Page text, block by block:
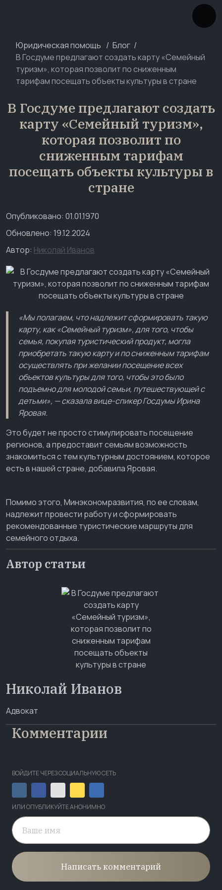
Юридическая помощь
Блог
В Госдуме предлагают создать карту «Семейный
туризм», которая позволит по сниженным
тарифам посещать объекты культуры в стране
В Госдуме предлагают создать
карту «Семейный туризм»,
которая позволит по
сниженным тарифам
посещать объекты культуры в
стране
Опубликовано: 01.01.1970
Обновлено: 19.12.2024
Автор: Николай Иванов
«Мы полагаем, что надлежит сформировать такую
карту, как «Семейный туризм», для того, чтобы
семья, покупая туристический продукт, могла
приобретать такую карту и по сниженным тарифам
осуществлять при желании посещение всех
объектов культуры для того, чтобы это было
подъемно для молодой семьи, путешествующей с
детьми», — сказала вице-спикер Госдумы Ирина
Яровая.
Это будет не просто стимулировать посещение
регионов, а предоставит семьям возможность
знакомиться с тем культурным достоянием, которое
есть в нашей стране, добавила Яровая.
Помимо этого, Минэкономразвития, по ее словам,
надлежит провести работу и сформировать
рекомендованные туристические маршруты для
семейного отдыха.
Автор статьи
Николай Иванов
Адвокат
Комментарии
ВОЙДИТЕ ЧЕРЕЗ СОЦИАЛЬНУЮ СЕТЬ
ИЛИ ОПУБЛИКУЙТЕ АНОНИМНО
Написать комментарий